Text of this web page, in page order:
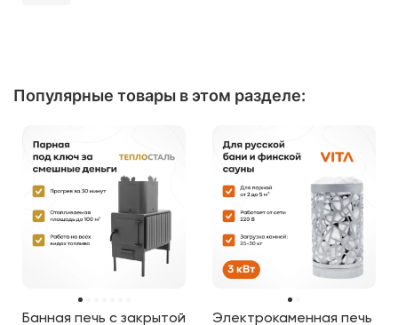
Популярные товары в этом разделе:
Банная печь с закрытой
Электрокаменная печь